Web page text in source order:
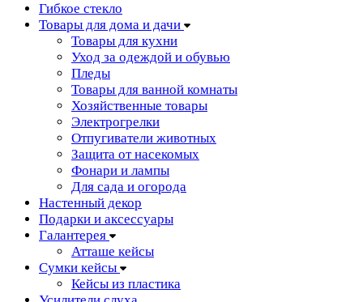
Гибкое стекло
Товары для дома и дачи
Товары для кухни
Уход за одеждой и обувью
Пледы
Товары для ванной комнаты
Хозяйственные товары
Электрогрелки
Отпугиватели животных
Защита от насекомых
Фонари и лампы
Для сада и огорода
Настенный декор
Подарки и аксессуары
Галантерея
Атташе кейсы
Сумки кейсы
Кейсы из пластика